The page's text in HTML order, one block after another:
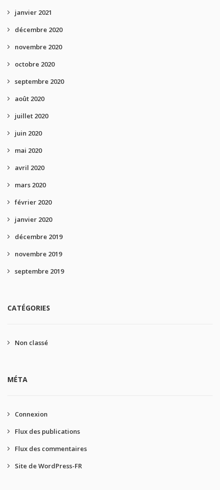
janvier 2021
décembre 2020
novembre 2020
octobre 2020
septembre 2020
août 2020
juillet 2020
juin 2020
mai 2020
avril 2020
mars 2020
février 2020
janvier 2020
décembre 2019
novembre 2019
septembre 2019
CATÉGORIES
Non classé
MÉTA
Connexion
Flux des publications
Flux des commentaires
Site de WordPress-FR